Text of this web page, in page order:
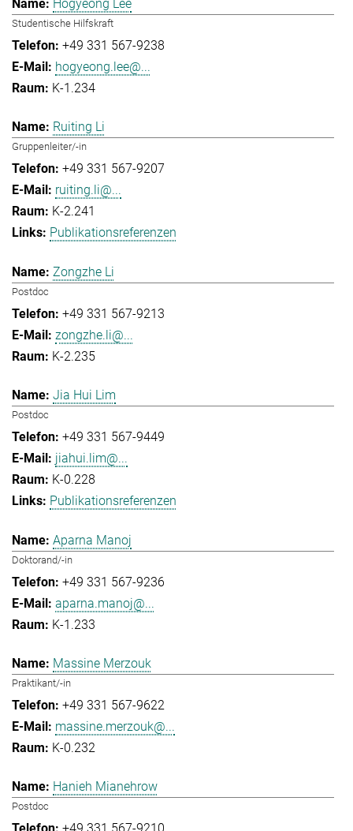
Hogyeong Lee
Studentische Hilfskraft
+49 331 567-9238
hogyeong.lee@...
K-1.234
Ruiting Li
Gruppenleiter/-in
+49 331 567-9207
ruiting.li@...
K-2.241
Publikationsreferenzen
Zongzhe Li
Postdoc
+49 331 567-9213
zongzhe.li@...
K-2.235
Jia Hui Lim
Postdoc
+49 331 567-9449
jiahui.lim@...
K-0.228
Publikationsreferenzen
Aparna Manoj
Doktorand/-in
+49 331 567-9236
aparna.manoj@...
K-1.233
Massine Merzouk
Praktikant/-in
+49 331 567-9622
massine.merzouk@...
K-0.232
Hanieh Mianehrow
Postdoc